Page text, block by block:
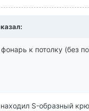
к потолку (без
находил S-образный